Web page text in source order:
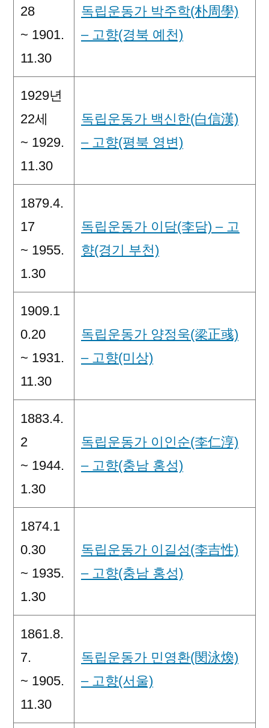
28
~ 1901.
11.30
독립운동가 박주학(朴周學)
– 고향(경북 예천)
1929년
22세
~ 1929.
11.30
독립운동가 백신한(白信漢)
– 고향(평북 영변)
1879.4.
17
~ 1955.
1.30
독립운동가 이담(李담) – 고
향(경기 부천)
1909.1
0.20
~ 1931.
11.30
독립운동가 양정욱(梁正彧)
– 고향(미상)
1883.4.
2
~ 1944.
1.30
독립운동가 이인순(李仁淳)
– 고향(충남 홍성)
1874.1
0.30
~ 1935.
1.30
독립운동가 이길성(李吉性)
– 고향(충남 홍성)
1861.8.
7.
~ 1905.
11.30
독립운동가 민영환(閔泳煥)
– 고향(서울)